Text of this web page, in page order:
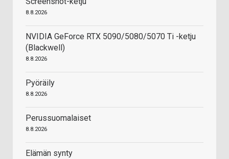
8.8.2026
NVIDIA GeForce RTX 5090/5080/5070 Ti -ketju
(Blackwell)
8.8.2026
Pyöräily
8.8.2026
Perussuomalaiset
8.8.2026
Elämän synty